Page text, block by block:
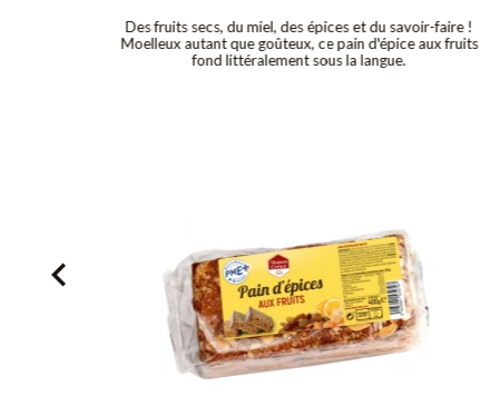

Des fruits secs, du miel, des épices et du savoir-faire !
Moelleux autant que goûteux, ce pain d'épice aux fruits
fond littéralement sous la langue.